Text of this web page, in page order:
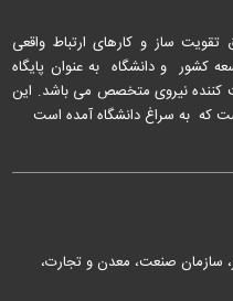
ساز و کارهای ارتباط واقعی
کشور و دانشگاه به عنوان پایگاه
کننده نیروی متخصص می باشد. این
که به سراغ دانشگاه آمده است
چهارراه اردیبهشت، نبش 7 تیر، سازمان صنعت، معدن و تجارت،